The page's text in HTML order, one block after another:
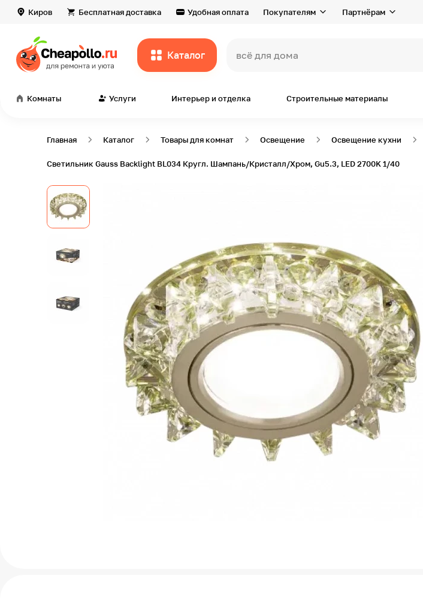
Киров Бесплатная доставка Удобная оплата Покупателям Партнёрам
Каталог всё для дома и ремонта
Комнаты Услуги Интерьер и отделка Строительные материалы
Главная Каталог Товары для комнат Освещение Освещение кухни
Светильник Gauss Backlight BL034 Кругл. Шампань/Кристалл/Хром, Gu5.3, LED 2700K 1/40